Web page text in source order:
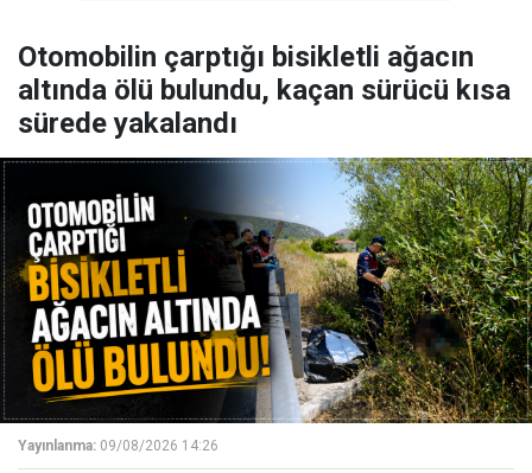
Otomobilin çarptığı bisikletli ağacın
altında ölü bulundu, kaçan sürücü kısa
sürede yakalandı
Yayınlanma: 09/08/2026 14:26